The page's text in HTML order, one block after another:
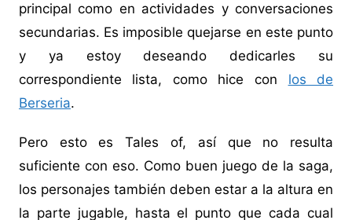
principal como en actividades y conversaciones
secundarias. Es imposible quejarse en este punto
y ya estoy deseando dedicarles su
correspondiente lista, como hice con los de
Berseria.
Pero esto es Tales of, así que no resulta
suficiente con eso. Como buen juego de la saga,
los personajes también deben estar a la altura en
la parte jugable, hasta el punto que cada cual